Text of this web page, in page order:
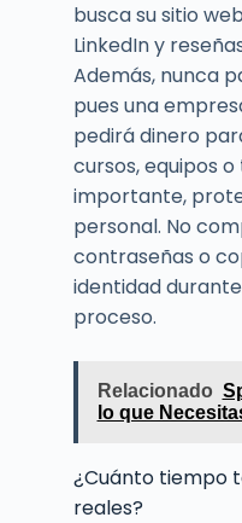
busca su sitio
LinkedIn y
Además, nunca
pues una
pedirá dinero
cursos, equipos
importante,
personal. No
contraseñas o
identidad
proceso.
Relacionado
lo que
¿Cuánto tiempo
reales?